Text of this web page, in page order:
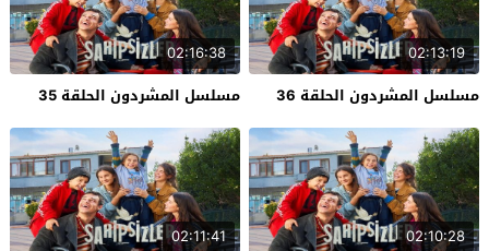
02:13:19
مسلسل المشردون الحلقة 36
02:16:38
مسلسل المشردون الحلقة 35
02:10:28
02:11:41